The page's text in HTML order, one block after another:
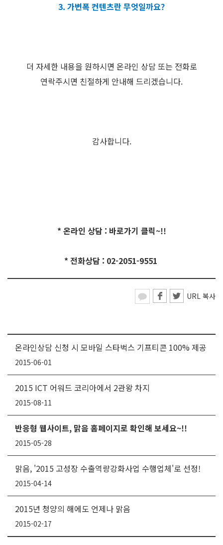
3. 가변폭 컨텐츠란 무엇일까요?
더 자세한 내용을 원하시면 온라인 상담 또는 전화로
연락주시면 친절하게 안내해 드리겠습니다.
감사합니다.
* 온라인 상담 : 바로가기 클릭~!!
* 전화상담 : 02-2051-9551
URL 복사
온라인상담 신청 시 모바일 스타벅스 기프티콘 100% 제공
2015-06-01
2015 ICT 어워드 코리아에서 2관왕 차지
2015-08-11
반응형 웹사이트, 맑음 홈페이지로 확인해 보세요~!!
2015-05-28
맑음, '2015 고성장 수출역량강화사업 수행업체'로 선정!
2015-04-14
2015년 청양의 해에도 언제나 맑음
2015-02-17